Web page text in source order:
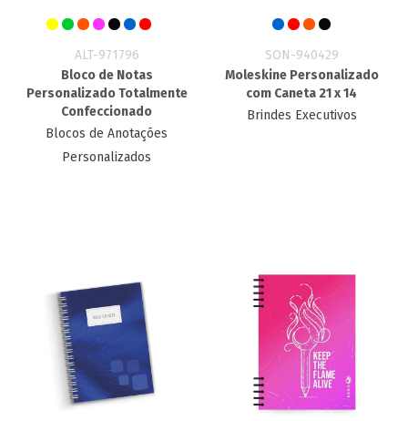
ALT-971796
Bloco de Notas
Personalizado Totalmente
Confeccionado
Blocos de Anotações
Personalizados
SON-940429
Moleskine Personalizado
com Caneta 21 x 14
Brindes Executivos